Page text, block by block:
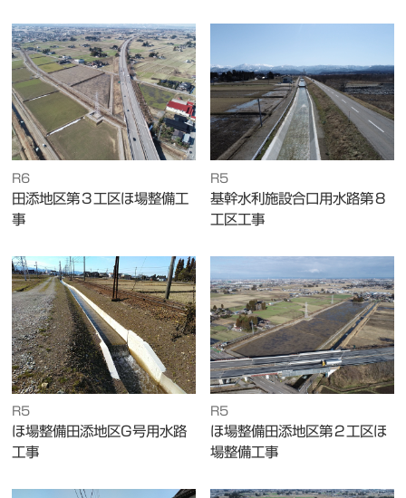
R6
田添地区第３工区ほ場整備工
事
R5
基幹水利施設合口用水路第８
工区工事
R5
ほ場整備田添地区G号用水路
工事
R5
ほ場整備田添地区第２工区ほ
場整備工事